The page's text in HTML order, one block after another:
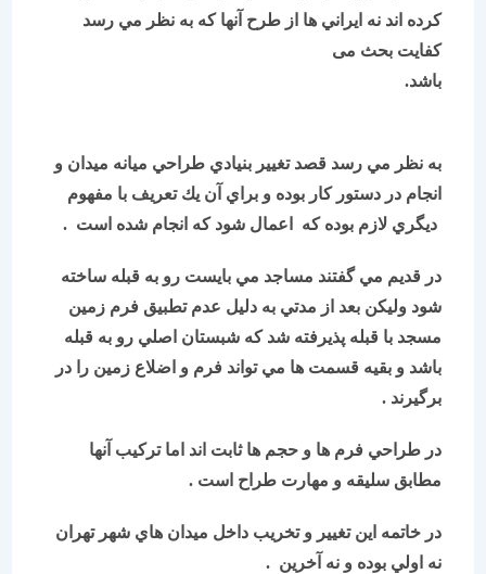
كرده اند نه ايراني ها از طرح آنها كه به نظر مي رسد
كفايت بحث می
باشد.
به نظر مي رسد قصد تغیير بنيادي طراحي ميانه ميدان و
انجام در دستور كار بوده و براي آن يك تعريف با مفهوم
ديگري لازم بوده كه اعمال شود كه انجام شده است .
در قديم مي گفتند مساجد مي بايست رو به قبله ساخته
شود وليكن بعد از مدتي به دليل عدم تطبيق فرم زمين
مسجد با قبله پذيرفته شد كه شبستان اصلي رو به قبله
باشد و بقيه قسمت ها مي تواند فرم و اضلاع زمين را در
برگيرند .
در طراحي فرم ها و حجم ها ثابت اند اما تركيب آنها
مطابق سليقه و مهارت طراح است .
در خاتمه اين تغيیر و تخريب داخل ميدان هاي شهر تهران
نه اولي بوده و نه آخرين .